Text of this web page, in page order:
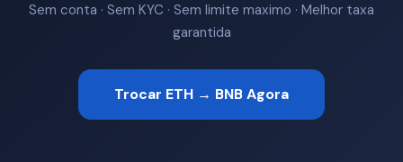
Sem conta · Sem KYC · Sem limite maximo · Melhor taxa
garantida
Trocar ETH → BNB Agora